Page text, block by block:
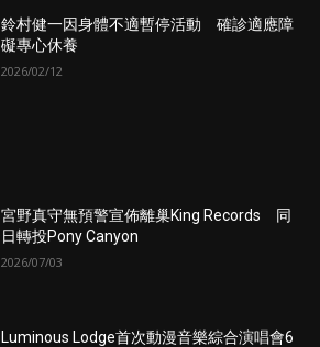
鈴村健一因身體不適暫停活動 確診適應障
礙專心休養
2026/02/12
宮野真守無預警宣佈離巢King Records 同
日轉投Pony Canyon
2026/07/03
Luminous Lodge首次動漫音樂綜合演唱會6